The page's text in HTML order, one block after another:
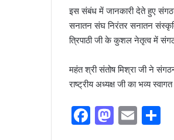
इस संबंध में जानकारी देते हुए संगठन
सनातन संघ निरंतर सनातन
त्रिपाठी जी के कुशल नेतृत्व में
​महंत श्री संतोष मिश्रा जी ने
राष्ट्रीय अध्यक्ष जी का भव्य
F
M E